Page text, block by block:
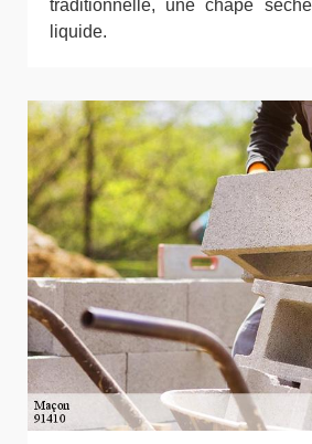
traditionnelle, une chape
liquide.